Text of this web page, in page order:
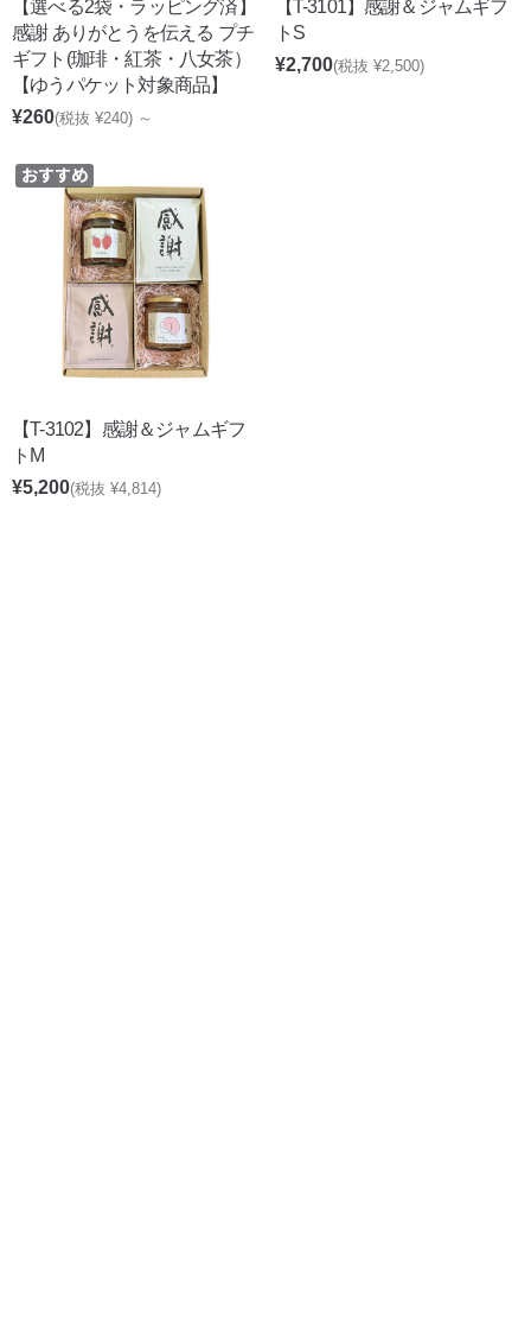
【選べる2袋・ラッピング済】
感謝 ありがとうを伝える プチ
ギフト(珈琲・紅茶・八女茶）
【ゆうパケット対象商品】
¥260(税抜 ¥240) ～
【T-3101】感謝＆ジャムギフ
トS
¥2,700(税抜 ¥2,500)
【T-3102】感謝＆ジャムギフ
トM
¥5,200(税抜 ¥4,814)